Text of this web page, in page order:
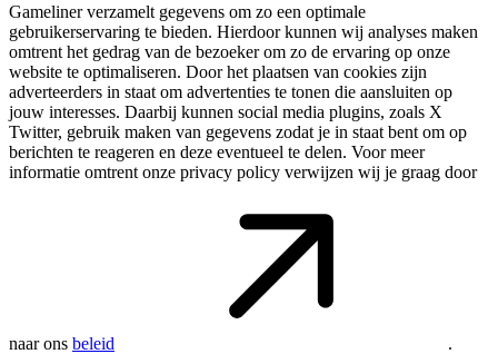
Gameliner verzamelt gegevens om zo een optimale
gebruikerservaring te bieden. Hierdoor kunnen wij analyses maken
omtrent het gedrag van de bezoeker om zo de ervaring op onze
website te optimaliseren. Door het plaatsen van cookies zijn
adverteerders in staat om advertenties te tonen die aansluiten op
jouw interesses. Daarbij kunnen social media plugins, zoals X
Twitter, gebruik maken van gegevens zodat je in staat bent om op
berichten te reageren en deze eventueel te delen. Voor meer
informatie omtrent onze privacy policy verwijzen wij je graag door
naar ons beleid .